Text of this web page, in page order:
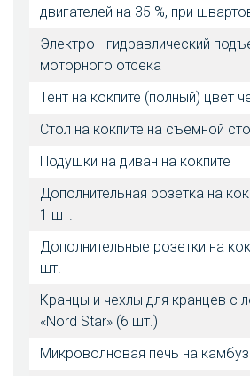
двигателей на 35 %, при
Электро - гидравлический
моторного отсека
Тент на кокпите (полный) цвет
Стол на кокпите на съемной
Подушки на диван на кокпите
Дополнительная розетка на
1 шт.
Дополнительные розетки на
шт.
Кранцы и чехлы для кранцев с
«Nord Star» (6 шт.)
Микроволновая печь на